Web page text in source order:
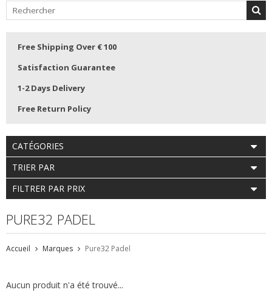
Free Shipping Over € 100
Satisfaction Guarantee
1-2 Days Delivery
Free Return Policy
CATÉGORIES
TRIER PAR
FILTRER PAR PRIX
PURE32 PADEL
Accueil Marques Pure32 Padel
Aucun produit n'a été trouvé...